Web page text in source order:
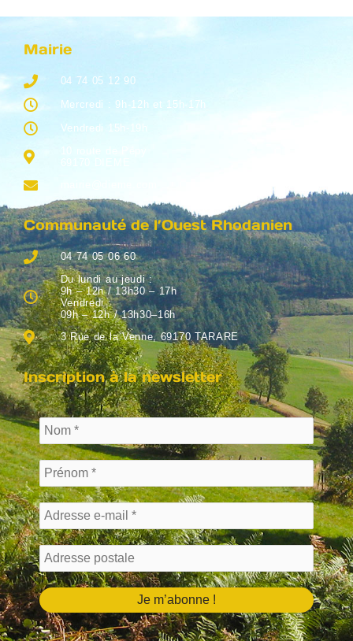
Mairie
04 74 05 12 90
Mercredi : 9h-12h et 15h-17h
Vendredi 15h-19h
10 route de Pépy
69170 DIEME
Communauté de l’Ouest Rhodanien
04 74 05 06 60
Du lundi au jeudi :
9h – 12h / 13h30 – 17h
Vendredi :
09h – 12h / 13h30–16h
3 Rue de la Venne, 69170 TARARE
Inscription à la newsletter